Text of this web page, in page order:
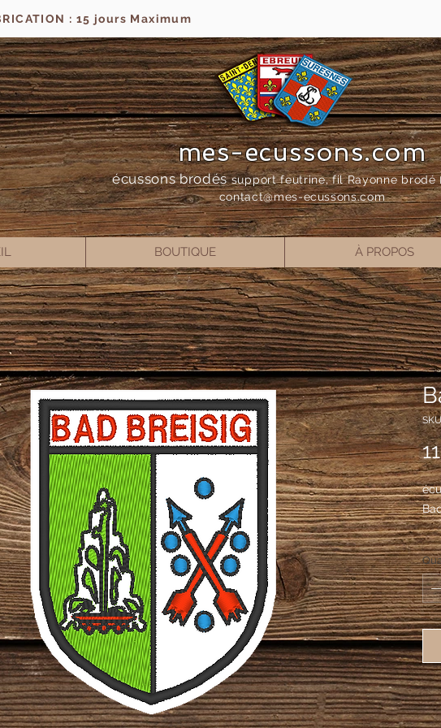
: 15 jours Maximum
mes-ecussons.com
écussons brodés support feutrine, fil Rayonne brodé
contact@mes-ecussons.com
BOUTIQUE À PROPOS